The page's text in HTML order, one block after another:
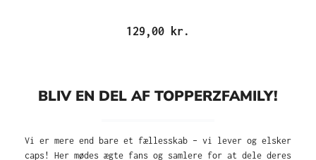
129,00 kr.
BLIV EN DEL AF TOPPERZFAMILY!
Vi er mere end bare et fællesskab – vi lever og elsker
caps! Her mødes ægte fans og samlere for at dele deres